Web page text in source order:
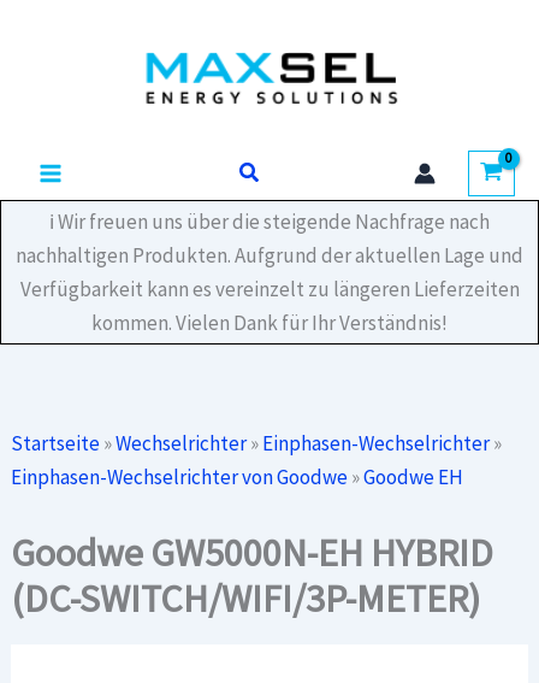
Suchen
ℹ️ Wir freuen uns über die steigende Nachfrage nach
nachhaltigen Produkten. Aufgrund der aktuellen Lage und
Verfügbarkeit kann es vereinzelt zu längeren Lieferzeiten
kommen. Vielen Dank für Ihr Verständnis!
Startseite»Wechselrichter»Einphasen-Wechselrichter»
Einphasen-Wechselrichter von Goodwe»Goodwe EH
Goodwe GW5000N-EH HYBRID
(DC-SWITCH/WIFI/3P-METER)